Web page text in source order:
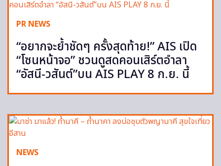
PR NEWS
“อยากจะย้ำชัดๆ ครั้งสุดท้าย!” AIS เปิด
“โซนหน้าจอ” ชวนดูสดคอนเสิร์ตอำลา
“อัสนี-วสันต์”บน AIS PLAY 8 ก.ย. นี้
NEWS